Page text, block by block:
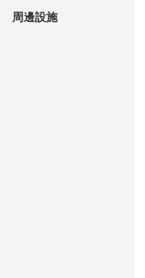
周邊設施